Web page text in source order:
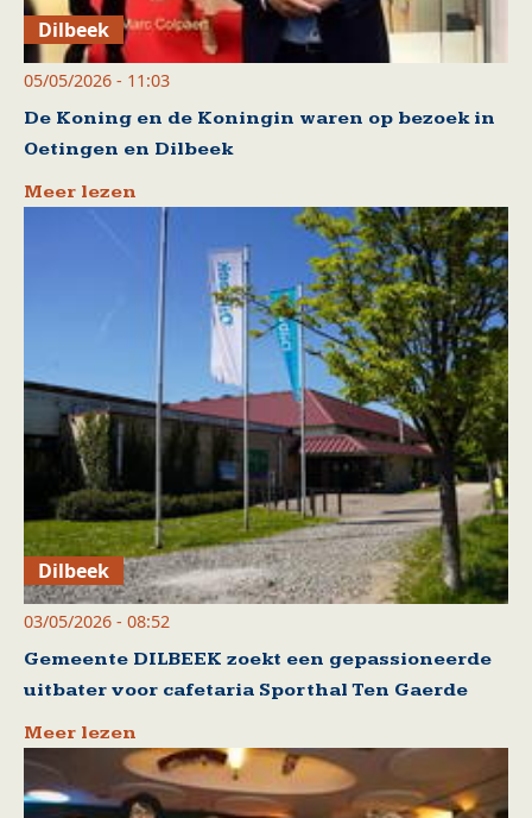
Dilbeek
05/05/2026 - 11:03
De Koning en de Koningin waren op bezoek in
Oetingen en Dilbeek
Meer lezen
Dilbeek
03/05/2026 - 08:52
Gemeente DILBEEK zoekt een gepassioneerde
uitbater voor cafetaria Sporthal Ten Gaerde
Meer lezen